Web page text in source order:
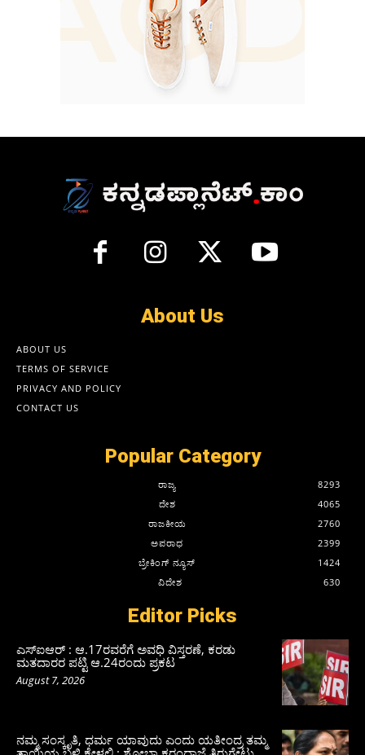
About Us
ABOUT US
TERMS OF SERVICE
PRIVACY AND POLICY
CONTACT US
Popular Category
ರಾಜ್ಯ
8293
ದೇಶ
4065
ರಾಜಕೀಯ
2760
ಅಪರಾಧ
2399
ಬ್ರೇಕಿಂಗ್ ನ್ಯೂಸ್
1424
ವಿದೇಶ
630
Editor Picks
ಎಸ್‌ಐಆರ್‌ : ಆ.17ರವರೆಗೆ ಅವಧಿ ವಿಸ್ತರಣೆ, ಕರಡು
ಮತದಾರರ ಪಟ್ಟಿ ಆ.24ರಂದು ಪ್ರಕಟ
August 7, 2026
ನಮ್ಮ ಸಂಸ್ಕೃತಿ, ಧರ್ಮ ಯಾವುದು ಎಂದು ಯತೀಂದ್ರ ತಮ್ಮ